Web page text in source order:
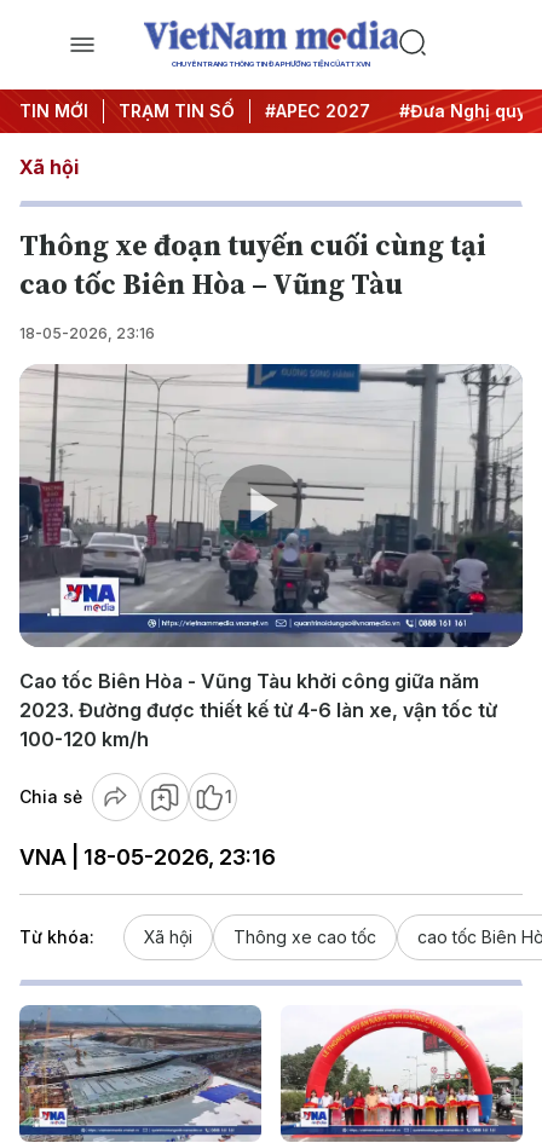
CHUYÊN TRANG THÔNG TIN ĐA PHƯƠNG TIỆN CỦA TTXVN
TIN MỚI TRẠM TIN SỐ
#Hội nghị Trung ương 3 #APEC 2027 #Đưa Nghị quyết
Xã hội
Thông xe đoạn tuyến cuối cùng tại
cao tốc Biên Hòa – Vũng Tàu
18-05-2026, 23:16
Play
Video
Cao tốc Biên Hòa - Vũng Tàu khởi công giữa năm
2023. Đường được thiết kế từ 4-6 làn xe, vận tốc từ
100-120 km/h
Chia sẻ 1
VNA | 18-05-2026, 23:16
Từ khóa: Xã hội Thông xe cao tốc cao tốc Biên